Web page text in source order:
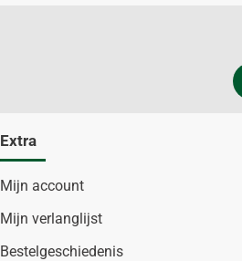
Extra
Mijn account
Mijn verlanglijst
Bestelgeschiedenis